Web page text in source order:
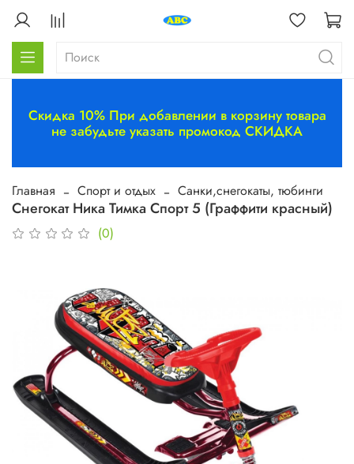
Скидка 10% При добавлении в корзину товара
не забудьте указать промокод СКИДКА
Главная Спорт и отдых Санки,снегокаты, тюбинги
Снегокат Ника Тимка Спорт 5 (Граффити красный)
(0)